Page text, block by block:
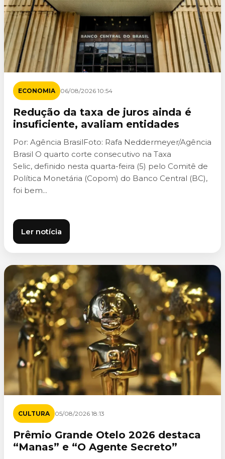
ECONOMIA 06/08/2026 10:54
Redução da taxa de juros ainda é
insuficiente, avaliam entidades
Por: Agência BrasilFoto: Rafa Neddermeyer/Agência
Brasil O quarto corte consecutivo na Taxa
Selic, definido nesta quarta-feira (5) pelo Comitê de
Política Monetária (Copom) do Banco Central (BC),
foi bem...
Ler notícia
CULTURA 05/08/2026 18:13
Prêmio Grande Otelo 2026 destaca
“Manas” e “O Agente Secreto”